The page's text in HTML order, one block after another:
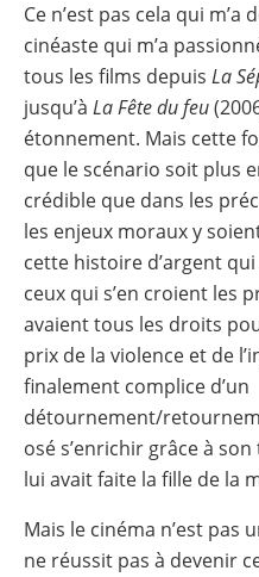
Ce n’est pas cela qui m’a
cinéaste qui m’a
tous les films depuis La
jusqu’à La Fête du feu
étonnement. Mais cette
que le scénario soit plus
crédible que dans les
les enjeux moraux y
cette histoire d’argent
ceux qui s’en croient les
avaient tous les droits
prix de la violence et de
finalement complice d’un
détournement/
osé s’enrichir grâce à
lui avait faite la fille de la
Mais le cinéma n’est pas
ne réussit pas à devenir